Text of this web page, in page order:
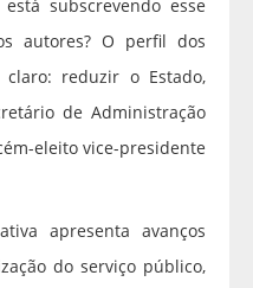
subscrevendo esse
autores? O perfil dos
reduzir o Estado,
de Administração
eleito vice-presidente
apresenta avanços
do serviço público,